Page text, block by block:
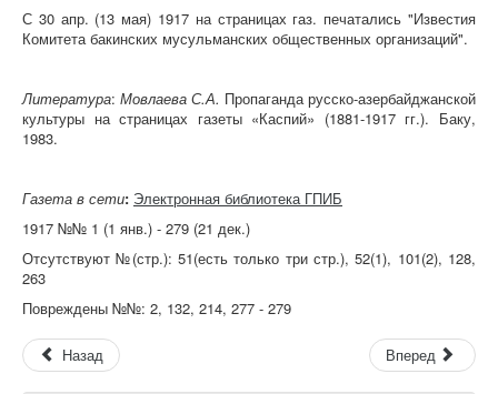
С 30 апр. (13 мая) 1917 на страницах газ. печатались "Известия
Комитета бакинских мусульманских общественных организаций".
Литература: Мовлаева С.А. Пропаганда русско-азербайджанской
культуры на страницах газеты «Каспий» (1881-1917 гг.). Баку,
1983.
Газета в сети: Электронная библиотека ГПИБ
1917 №№ 1 (1 янв.) - 279 (21 дек.)
Отсутствуют №(стр.): 51(есть только три стр.), 52(1), 101(2), 128,
263
Повреждены №№: 2, 132, 214, 277 - 279
Назад Вперед